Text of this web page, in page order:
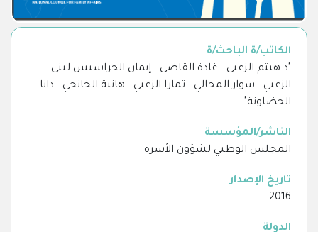
الكاتب/ة الباحث/ة
"د.هيثم الزعبي - غادة القاضي - إيمان الحراسيس لبنى
الزعبي - سوار المجالي - تمارا الزعبي - هانية الخانجي - دانا
الحضاونة"
الناشر/المؤسسة
المجلس الوطني لشؤون الأسرة
تاريخ الإصدار
2016
الدولة